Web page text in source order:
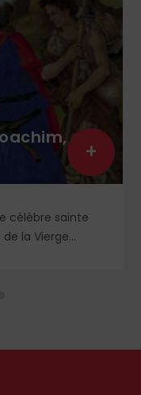
célèbre sainte
la Vierge
par sa piété
+